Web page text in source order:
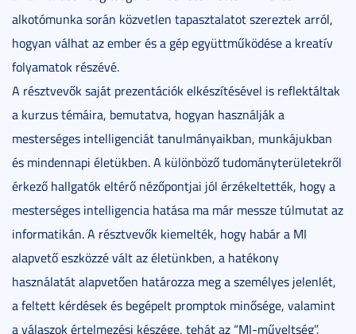
alkotómunka során közvetlen tapasztalatot szereztek arról,
hogyan válhat az ember és a gép együttműködése a kreatív
folyamatok részévé.
A résztvevők saját prezentációk elkészítésével is reflektáltak
a kurzus témáira, bemutatva, hogyan használják a
mesterséges intelligenciát tanulmányaikban, munkájukban
és mindennapi életükben. A különböző tudományterületekről
érkező hallgatók eltérő nézőpontjai jól érzékeltették, hogy a
mesterséges intelligencia hatása ma már messze túlmutat az
informatikán. A résztvevők kiemelték, hogy habár a MI
alapvető eszközzé vált az életünkben, a hatékony
használatát alapvetően határozza meg a személyes jelenlét,
a feltett kérdések és begépelt promptok minősége, valamint
a válaszok értelmezési készége, tehát az “MI-műveltség”.